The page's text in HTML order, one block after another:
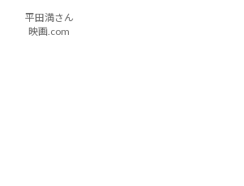
平田満さん
映画.com